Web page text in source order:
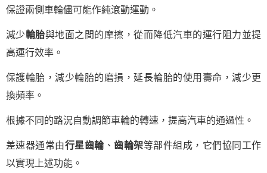
保證兩側車輪儘可能作純滾動運動。
減少輪胎與地面之間的摩擦，從而降低汽車的運行阻力並提
高運行效率。
保護輪胎，減少輪胎的磨損，延長輪胎的使用壽命，減少更
換頻率。
根據不同的路況自動調節車輪的轉速，提高汽車的通過性。
差速器通常由行星齒輪、齒輪架等部件組成，它們協同工作
以實現上述功能。